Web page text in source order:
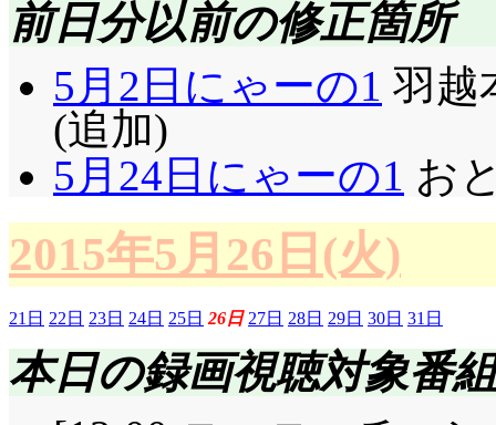
まずいので葵を襲撃
ていると確実に守ら
なくちゃならなくて
残り5秒で心春追放
～」一様確率のまま
れる訳ですが、「疑
ゃってるからね。あ
って、代わりに陽菜
ですな。「私はイケ
前日分以前の修正箇所
5月2日にゃーの1 羽越
(追加)
5月24日にゃーの1 お
2015年5月26日(火)
21日 22日 23日 24日 25日 26日 27日 28日 29日 30日 31日
本日の録画視聴対象番組